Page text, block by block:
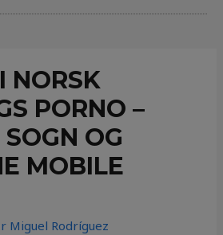
NORSK
PORNO –
OG
MOBILE
Miguel Rodríguez